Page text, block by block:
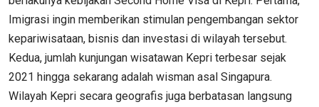
Imigrasi ingin memberikan stimulan pengembangan sektor
kepariwisataan, bisnis dan investasi di wilayah tersebut.
Kedua, jumlah kunjungan wisatawan Kepri terbesar sejak
2021 hingga sekarang adalah wisman asal Singapura.
Wilayah Kepri secara geografis juga berbatasan langsung